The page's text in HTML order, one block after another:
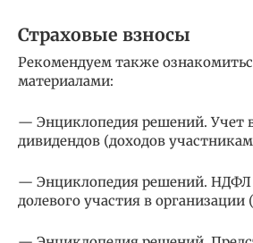
Страховые взносы
Рекомендуем также
материалами:
— Энциклопедия решений. Учет
дивидендов (доходов
— Энциклопедия решений. НДФЛ
долевого участия в организации